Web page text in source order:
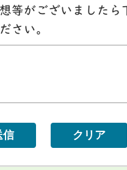
等がございましたら
さい。